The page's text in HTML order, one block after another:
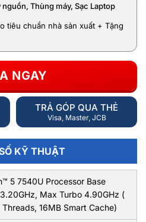
nguồn, Thùng máy, Sạc Laptop
tiêu chuẩn nhà sản xuất + Tặng
NGAY
TRẢ GÓP QUA THẺ
Visa, Master, JCB
KỸ THUẬT
5 7540U Processor Base
Max Turbo 4.90GHz (
Threads, 16MB Smart Cache)